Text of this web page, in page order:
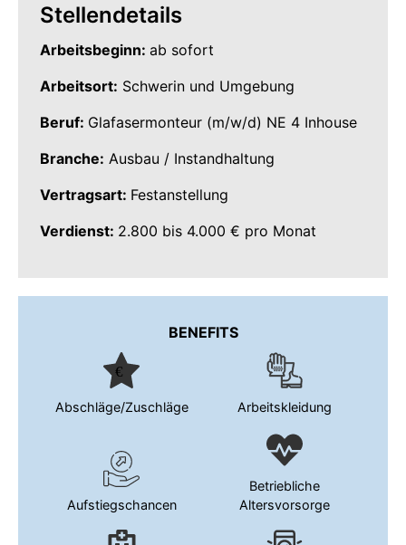
Stellendetails
Arbeitsbeginn: ab sofort
Arbeitsort: Schwerin und Umgebung
Beruf: Glafasermonteur (m/w/d) NE 4 Inhouse
Branche: Ausbau / Instandhaltung
Vertragsart: Festanstellung
Verdienst: 2.800 bis 4.000 € pro Monat
BENEFITS
Abschläge/Zuschläge Arbeitskleidung
Aufstiegschancen
Betriebliche
Altersvorsorge